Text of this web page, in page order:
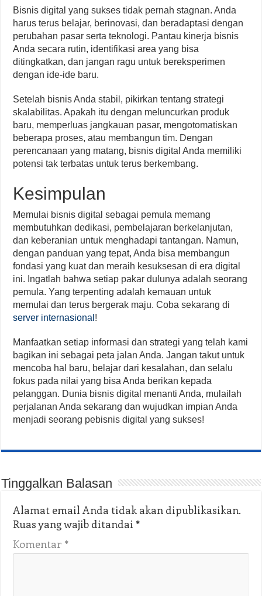
Bisnis digital yang sukses tidak pernah stagnan. Anda
harus terus belajar, berinovasi, dan beradaptasi dengan
perubahan pasar serta teknologi. Pantau kinerja bisnis
Anda secara rutin, identifikasi area yang bisa
ditingkatkan, dan jangan ragu untuk bereksperimen
dengan ide-ide baru.
Setelah bisnis Anda stabil, pikirkan tentang strategi
skalabilitas. Apakah itu dengan meluncurkan produk
baru, memperluas jangkauan pasar, mengotomatiskan
beberapa proses, atau membangun tim. Dengan
perencanaan yang matang, bisnis digital Anda memiliki
potensi tak terbatas untuk terus berkembang.
Kesimpulan
Memulai bisnis digital sebagai pemula memang
membutuhkan dedikasi, pembelajaran berkelanjutan,
dan keberanian untuk menghadapi tantangan. Namun,
dengan panduan yang tepat, Anda bisa membangun
fondasi yang kuat dan meraih kesuksesan di era digital
ini. Ingatlah bahwa setiap pakar dulunya adalah seorang
pemula. Yang terpenting adalah kemauan untuk
memulai dan terus bergerak maju. Coba sekarang di
server internasional !
Manfaatkan setiap informasi dan strategi yang telah kami
bagikan ini sebagai peta jalan Anda. Jangan takut untuk
mencoba hal baru, belajar dari kesalahan, dan selalu
fokus pada nilai yang bisa Anda berikan kepada
pelanggan. Dunia bisnis digital menanti Anda, mulailah
perjalanan Anda sekarang dan wujudkan impian Anda
menjadi seorang pebisnis digital yang sukses!
Tinggalkan Balasan
Alamat email Anda tidak akan dipublikasikan.
Ruas yang wajib ditandai *
Komentar *